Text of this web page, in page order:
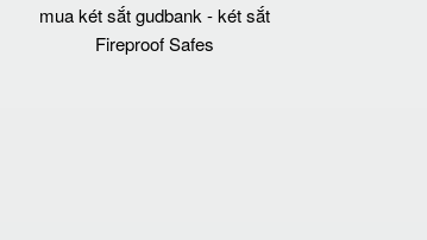
mua két sắt gudbank - két sắt
Fireproof Safes